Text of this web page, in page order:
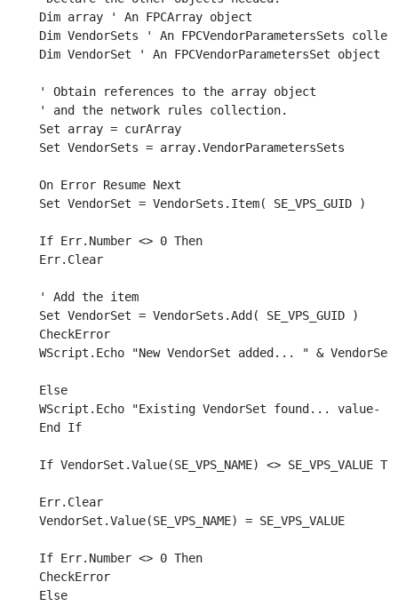
Dim array ' An FPCArray object
Dim VendorSets ' An FPCVendorParametersSets
Dim VendorSet ' An FPCVendorParametersSet object
' Obtain references to the array object
' and the network rules collection.
Set array = curArray
Set VendorSets = array.VendorParametersSets
On Error Resume Next
Set VendorSet = VendorSets.Item( SE_VPS_GUID )
If Err.Number <> 0 Then
Err.Clear
' Add the item
Set VendorSet = VendorSets.Add( SE_VPS_GUID )
CheckError
WScript.Echo "New VendorSet added... " &
Else
WScript.Echo "Existing VendorSet found... value- " &
End If
If VendorSet.Value(SE_VPS_NAME) <> SE_VPS_VALUE
Err.Clear
VendorSet.Value(SE_VPS_NAME) = SE_VPS_VALUE
If Err.Number <> 0 Then
CheckError
Else